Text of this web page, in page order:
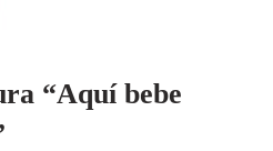
“Aquí bebe